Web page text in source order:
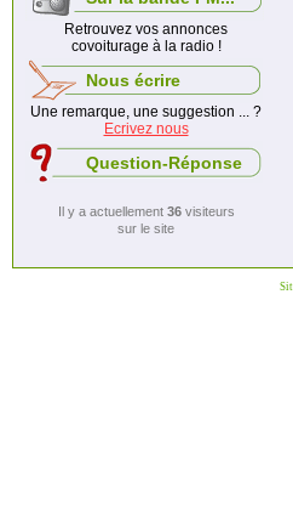
Retrouvez vos annonces
covoiturage à la radio !
Nous écrire
Une remarque, une suggestion ... ?
Ecrivez nous
Question-Réponse
Il y a actuellement 36visiteurs
sur le site